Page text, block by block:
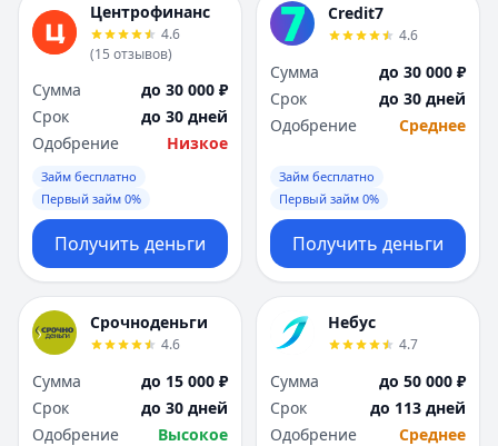
Центрофинанс
4.6
(15 отзывов)
Сумма
до 30 000 ₽
Срок
до 30 дней
Одобрение
Низкое
Займ бесплатно
Первый займ 0%
Получить деньги
Credit7
4.6
Сумма
до 30 000 ₽
Срок
до 30 дней
Одобрение
Среднее
Займ бесплатно
Первый займ 0%
Получить деньги
Срочноденьги
4.6
Сумма
до 15 000 ₽
Срок
до 30 дней
Одобрение
Высокое
Небус
4.7
Сумма
до 50 000 ₽
Срок
до 113 дней
Одобрение
Среднее